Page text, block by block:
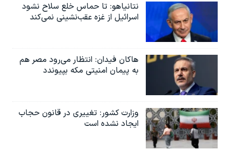
نتانیاهو: تا حماس خلع سلاح نشود
اسرائیل از غزه عقب‌نشینی نمی‌کند
هاکان فیدان: انتظار می‌رود مصر هم
به پیمان امنیتی مکه بپیوندد
وزارت کشور: تغییری در قانون حجاب
ایجاد نشده است